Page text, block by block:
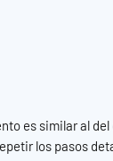
es similar al
los pasos